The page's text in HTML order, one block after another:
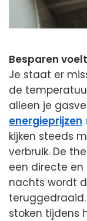
Besparen
Je staat er
de
alleen je
energieprijzen
kijken steeds
verbruik. De
een directe en
nachts wordt
stoken tijdens